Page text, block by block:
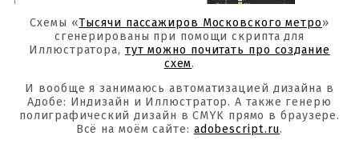
Схемы «Тысячи пассажиров Московского метро»
сгенерированы при помощи скрипта для
Иллюстратора, тут можно почитать про создание
схем.
И вообще я занимаюсь автоматизацией дизайна в
Адобе: Индизайн и Иллюстратор. А также генерю
полиграфический дизайн в CMYK прямо в браузере.
Всё на моём сайте: adobescript.ru.